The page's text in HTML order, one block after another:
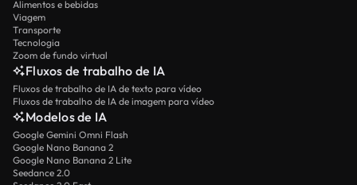
Alimentos e bebidas
Viagem
Transporte
Tecnologia
Zoom de fundo virtual
Fluxos de trabalho de IA
Fluxos de trabalho de IA de texto para vídeo
Fluxos de trabalho de IA de imagem para vídeo
Modelos de IA
Google Gemini Omni Flash
Google Nano Banana 2
Google Nano Banana 2 Lite
Seedance 2.0